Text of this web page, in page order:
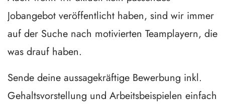
Jobangebot veröffentlicht haben, sind wir immer
auf der Suche nach motivierten Teamplayern, die
was drauf haben.
Sende deine aussagekräftige Bewerbung inkl.
Gehaltsvorstellung und Arbeitsbeispielen einfach